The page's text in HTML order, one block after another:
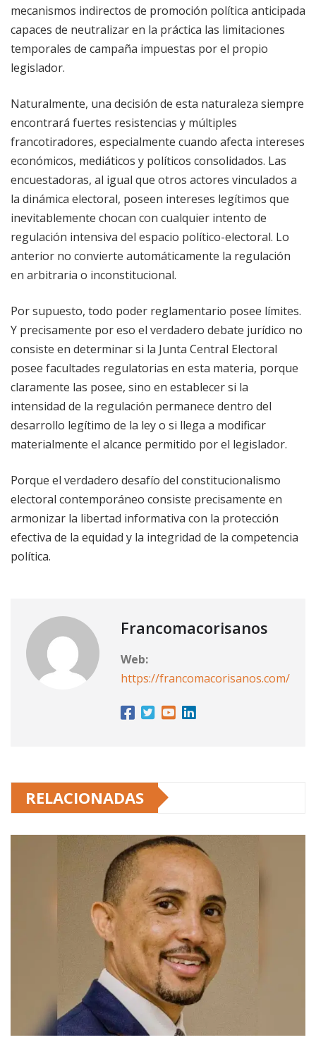
mecanismos indirectos de promoción política anticipada
capaces de neutralizar en la práctica las limitaciones
temporales de campaña impuestas por el propio
legislador.
Naturalmente, una decisión de esta naturaleza siempre
encontrará fuertes resistencias y múltiples
francotiradores, especialmente cuando afecta intereses
económicos, mediáticos y políticos consolidados. Las
encuestadoras, al igual que otros actores vinculados a
la dinámica electoral, poseen intereses legítimos que
inevitablemente chocan con cualquier intento de
regulación intensiva del espacio político-electoral. Lo
anterior no convierte automáticamente la regulación
en arbitraria o inconstitucional.
Por supuesto, todo poder reglamentario posee límites.
Y precisamente por eso el verdadero debate jurídico no
consiste en determinar si la Junta Central Electoral
posee facultades regulatorias en esta materia, porque
claramente las posee, sino en establecer si la
intensidad de la regulación permanece dentro del
desarrollo legítimo de la ley o si llega a modificar
materialmente el alcance permitido por el legislador.
Porque el verdadero desafío del constitucionalismo
electoral contemporáneo consiste precisamente en
armonizar la libertad informativa con la protección
efectiva de la equidad y la integridad de la competencia
política.
Francomacorisanos
Web:
https://francomacorisanos.com/
RELACIONADAS